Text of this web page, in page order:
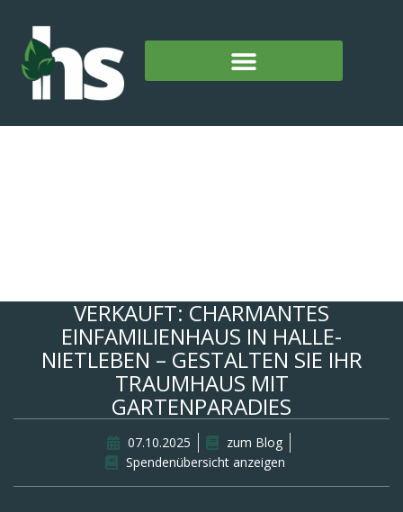
VERKAUFT: CHARMANTES
EINFAMILIENHAUS IN HALLE-
NIETLEBEN – GESTALTEN SIE IHR
TRAUMHAUS MIT
GARTENPARADIES
07.10.2025
zum Blog
Spendenübersicht anzeigen